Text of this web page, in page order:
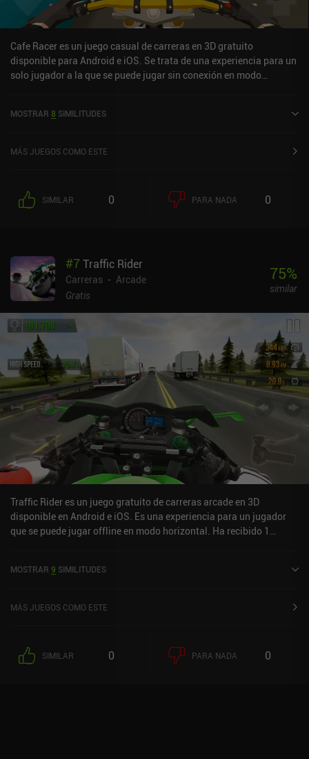
Cafe Racer es un juego casual de carreras en 3D gratuito
disponible para Android e iOS. Se trata de una experiencia para un
solo jugador a la que se puede jugar sin conexión en modo
Play y de 4,8 sobre 5,0 en la App Store de iOS.
MOSTRAR 8 SIMILITUDES
MÁS JUEGOS COMO ESTE
SIMILAR 0 PARA NADA 0
#7Traffic Rider
Carreras
Arcade
Gratis
75%
similar
Traffic Rider es un juego gratuito de carreras arcade en 3D
disponible en Android e iOS. Es una experiencia para un jugador
que se puede jugar offline en modo horizontal. Ha recibido 1
5,0 en Google Play y de 4,6 sobre 5,0 en la App Store de iOS.
MOSTRAR 9 SIMILITUDES
MÁS JUEGOS COMO ESTE
SIMILAR 0 PARA NADA 0